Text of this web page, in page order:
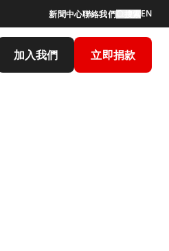
新聞中心聯絡我們 EN
加入我們 立即捐款